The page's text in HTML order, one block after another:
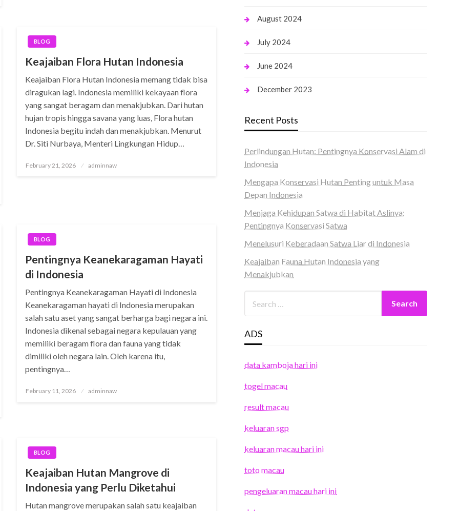
BLOG
Keajaiban Flora Hutan Indonesia
Keajaiban Flora Hutan Indonesia memang tidak bisa
diragukan lagi. Indonesia memiliki kekayaan flora
yang sangat beragam dan menakjubkan. Dari hutan
hujan tropis hingga savana yang luas, Flora hutan
Indonesia begitu indah dan menakjubkan. Menurut
Dr. Siti Nurbaya, Menteri Lingkungan Hidup…
Posted
February 21, 2026 adminnaw
BLOG
Pentingnya Keanekaragaman Hayati
di Indonesia
Pentingnya Keanekaragaman Hayati di Indonesia
Keanekaragaman hayati di Indonesia merupakan
salah satu aset yang sangat berharga bagi negara ini.
Indonesia dikenal sebagai negara kepulauan yang
memiliki beragam flora dan fauna yang tidak
dimiliki oleh negara lain. Oleh karena itu,
pentingnya…
Posted
February 11, 2026 adminnaw
BLOG
Keajaiban Hutan Mangrove di
Indonesia yang Perlu Diketahui
Hutan mangrove merupakan salah satu keajaiban
August 2024
July 2024
June 2024
December 2023
Recent Posts
Perlindungan Hutan: Pentingnya Konservasi Alam di
Indonesia
Mengapa Konservasi Hutan Penting untuk Masa
Depan Indonesia
Menjaga Kehidupan Satwa di Habitat Aslinya:
Pentingnya Konservasi Satwa
Menelusuri Keberadaan Satwa Liar di Indonesia
Keajaiban Fauna Hutan Indonesia yang
Menakjubkan
ADS
data kamboja hari ini
togel macau
result macau
keluaran sgp
keluaran macau hari ini
toto macau
pengeluaran macau hari ini